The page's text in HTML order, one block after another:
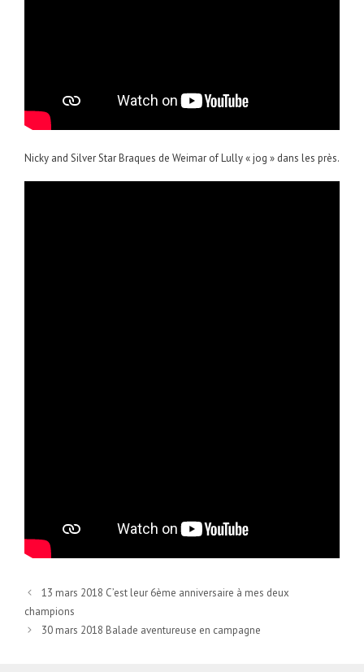
Nicky and Silver Star Braques de Weimar of Lully « jog » dans les près.
13 mars 2018 C’est leur 6ème anniversaire à mes deux
champions
30 mars 2018 Balade aventureuse en campagne